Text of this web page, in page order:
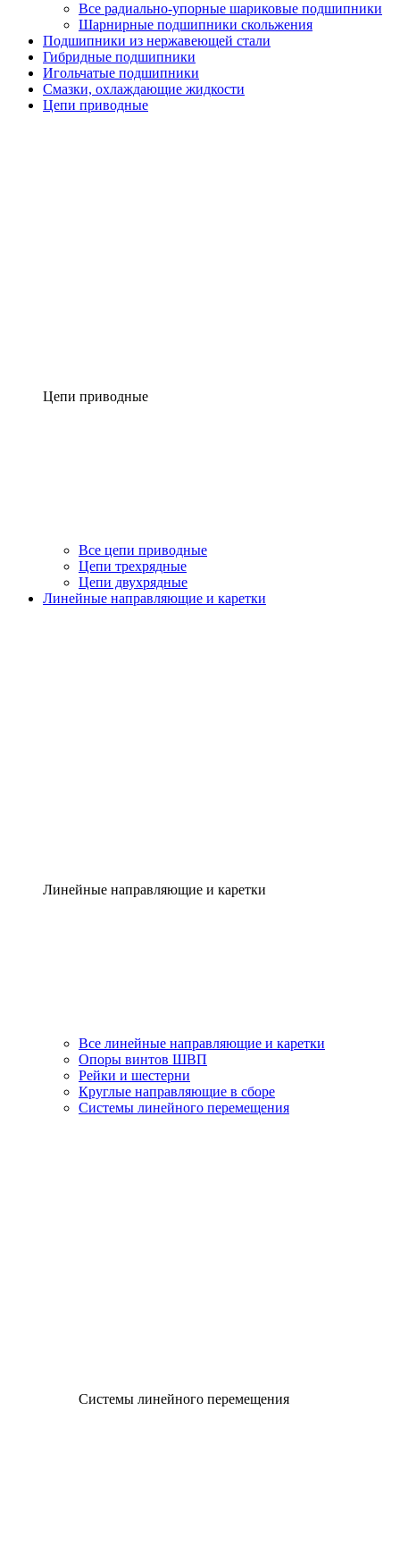
Все радиально-упорные шариковые подшипники
Шарнирные подшипники скольжения
Подшипники из нержавеющей стали
Гибридные подшипники
Игольчатые подшипники
Смазки, охлаждающие жидкости
Цепи приводные
Цепи приводные
Все цепи приводные
Цепи трехрядные
Цепи двухрядные
Линейные направляющие и каретки
Линейные направляющие и каретки
Все линейные направляющие и каретки
Опоры винтов ШВП
Рейки и шестерни
Круглые направляющие в сборе
Системы линейного перемещения
Системы линейного перемещения